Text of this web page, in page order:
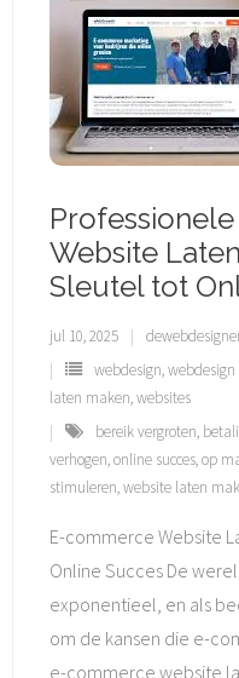
Website
Sleutel tot
jul 10, 2025
webdesign,
laten maken,websites
bereik vergroten,
verhogen,online succes,op
stimuleren,website laten
E-commerce Website
Online Succes De
exponentieel, en als
om de kansen die e-
e-commerce website